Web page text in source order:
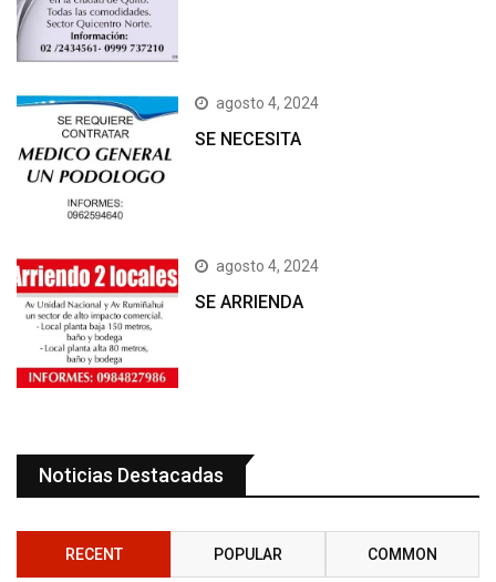
agosto 4, 2024
SE NECESITA
agosto 4, 2024
SE ARRIENDA
Noticias Destacadas
RECENT POPULAR COMMON